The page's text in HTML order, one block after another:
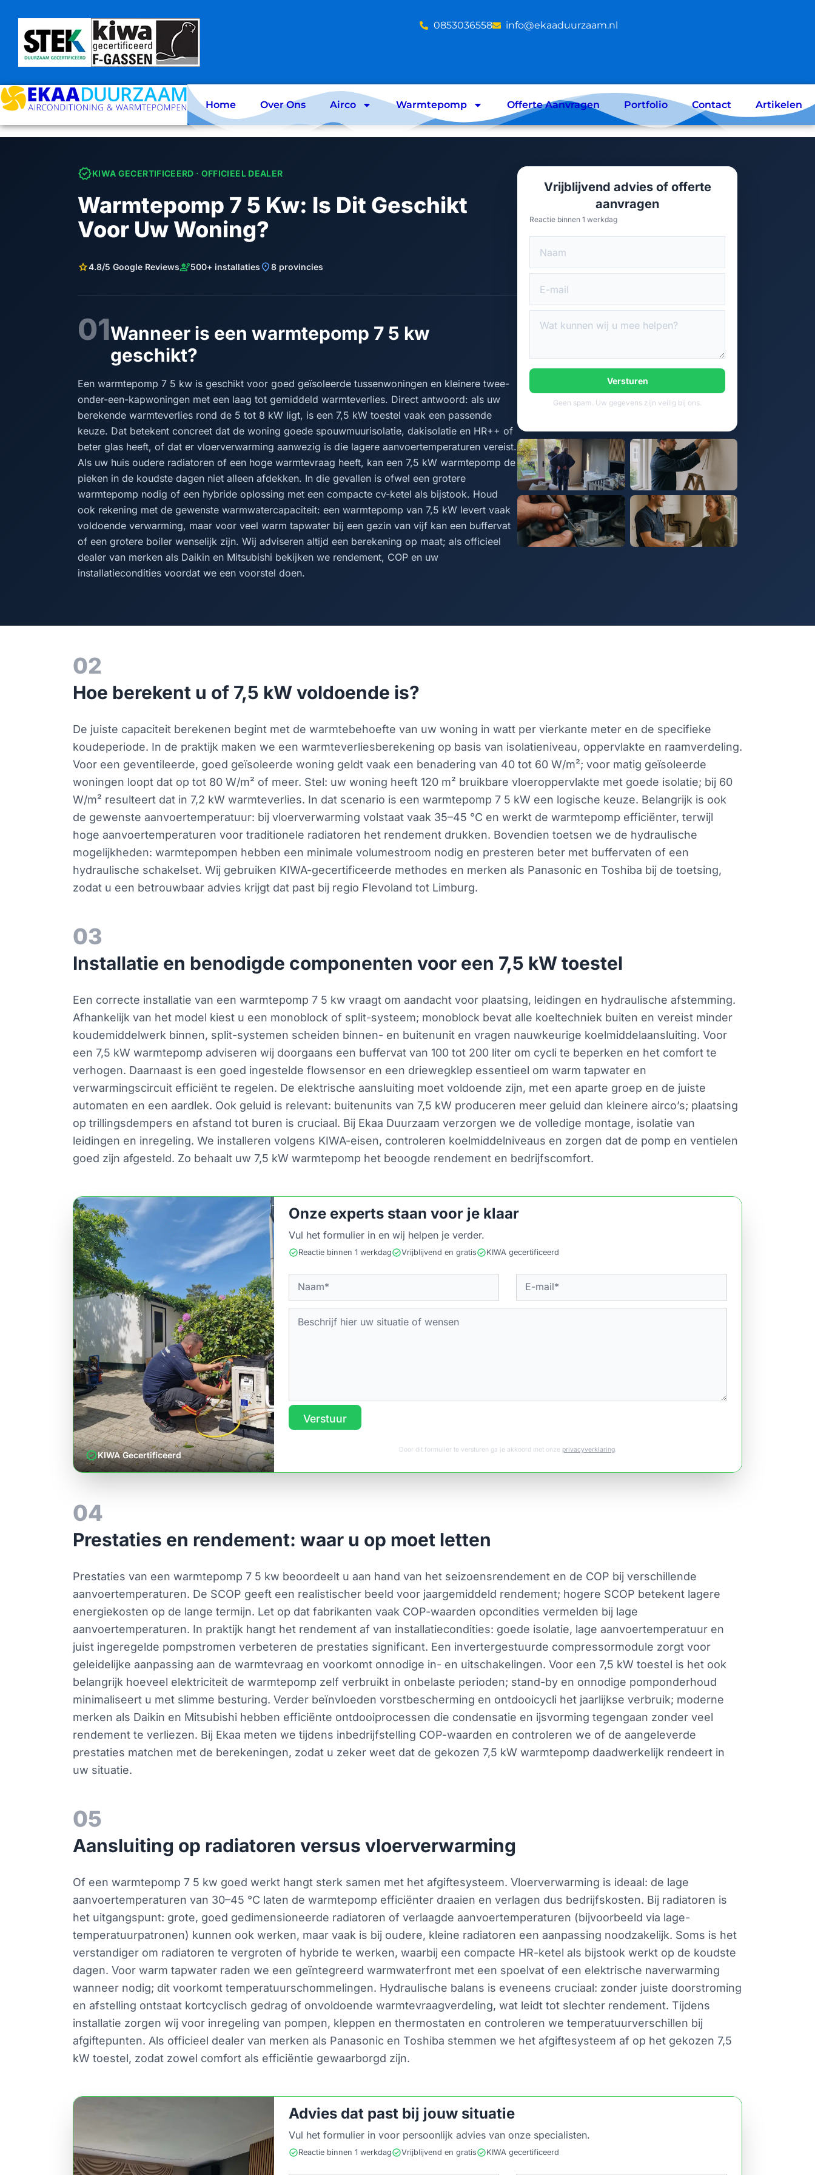
content
‪0853036558 info@ekaaduurzaam.nl
Home Over Ons Airco Warmtepomp Offerte Aanvragen Portfolio Contact Artikelen
verifiedKIWA GECERTIFICEERD · OFFICIEEL DEALER
Warmtepomp 7 5 Kw: Is Dit Geschikt
Voor Uw Woning?
star4.8/5 Google Reviewsengineering500+ installaties location_on8 provincies
01Wanneer is een warmtepomp 7 5 kw
geschikt?
Een warmtepomp 7 5 kw is geschikt voor goed geïsoleerde tussenwoningen en kleinere twee-
onder-een-kapwoningen met een laag tot gemiddeld warmteverlies. Direct antwoord: als uw
berekende warmteverlies rond de 5 tot 8 kW ligt, is een 7,5 kW toestel vaak een passende
keuze. Dat betekent concreet dat de woning goede spouwmuurisolatie, dakisolatie en HR++ of
beter glas heeft, of dat er vloerverwarming aanwezig is die lagere aanvoertemperaturen vereist.
Als uw huis oudere radiatoren of een hoge warmtevraag heeft, kan een 7,5 kW warmtepomp de
pieken in de koudste dagen niet alleen afdekken. In die gevallen is ofwel een grotere
warmtepomp nodig of een hybride oplossing met een compacte cv-ketel als bijstook. Houd
ook rekening met de gewenste warmwatercapaciteit: een warmtepomp van 7,5 kW levert vaak
voldoende verwarming, maar voor veel warm tapwater bij een gezin van vijf kan een buffervat
of een grotere boiler wenselijk zijn. Wij adviseren altijd een berekening op maat; als officieel
dealer van merken als Daikin en Mitsubishi bekijken we rendement, COP en uw
installatiecondities voordat we een voorstel doen.
Vrijblijvend advies of offerte
aanvragen
Reactie binnen 1 werkdag
Versturen
Geen spam. Uw gegevens zijn veilig bij ons.
02
Hoe berekent u of 7,5 kW voldoende is?
De juiste capaciteit berekenen begint met de warmtebehoefte van uw woning in watt per vierkante meter en de specifieke
koudeperiode. In de praktijk maken we een warmteverliesberekening op basis van isolatieniveau, oppervlakte en raamverdeling.
Voor een geventileerde, goed geïsoleerde woning geldt vaak een benadering van 40 tot 60 W/m²; voor matig geïsoleerde
woningen loopt dat op tot 80 W/m² of meer. Stel: uw woning heeft 120 m² bruikbare vloeroppervlakte met goede isolatie; bij 60
W/m² resulteert dat in 7,2 kW warmteverlies. In dat scenario is een warmtepomp 7 5 kW een logische keuze. Belangrijk is ook
de gewenste aanvoertemperatuur: bij vloerverwarming volstaat vaak 35–45 °C en werkt de warmtepomp efficiënter, terwijl
hoge aanvoertemperaturen voor traditionele radiatoren het rendement drukken. Bovendien toetsen we de hydraulische
mogelijkheden: warmtepompen hebben een minimale volumestroom nodig en presteren beter met buffervaten of een
hydraulische schakelset. Wij gebruiken KIWA-gecertificeerde methodes en merken als Panasonic en Toshiba bij de toetsing,
zodat u een betrouwbaar advies krijgt dat past bij regio Flevoland tot Limburg.
03
Installatie en benodigde componenten voor een 7,5 kW toestel
Een correcte installatie van een warmtepomp 7 5 kw vraagt om aandacht voor plaatsing, leidingen en hydraulische afstemming.
Afhankelijk van het model kiest u een monoblock of split-systeem; monoblock bevat alle koeltechniek buiten en vereist minder
koudemiddelwerk binnen, split-systemen scheiden binnen- en buitenunit en vragen nauwkeurige koelmiddelaansluiting. Voor
een 7,5 kW warmtepomp adviseren wij doorgaans een buffervat van 100 tot 200 liter om cycli te beperken en het comfort te
verhogen. Daarnaast is een goed ingestelde flowsensor en een driewegklep essentieel om warm tapwater en
verwarmingscircuit efficiënt te regelen. De elektrische aansluiting moet voldoende zijn, met een aparte groep en de juiste
automaten en een aardlek. Ook geluid is relevant: buitenunits van 7,5 kW produceren meer geluid dan kleinere airco’s; plaatsing
op trillingsdempers en afstand tot buren is cruciaal. Bij Ekaa Duurzaam verzorgen we de volledige montage, isolatie van
leidingen en inregeling. We installeren volgens KIWA-eisen, controleren koelmiddelniveaus en zorgen dat de pomp en ventielen
goed zijn afgesteld. Zo behaalt uw 7,5 kW warmtepomp het beoogde rendement en bedrijfscomfort.
verifiedKIWA Gecertificeerd
Onze experts staan voor je klaar
Vul het formulier in en wij helpen je verder.
check_circleReactie binnen 1 werkdagcheck_circleVrijblijvend en gratischeck_circleKIWA gecertificeerd
Verstuur
Door dit formulier te versturen ga je akkoord met onze privacyverklaring.
04
Prestaties en rendement: waar u op moet letten
Prestaties van een warmtepomp 7 5 kw beoordeelt u aan hand van het seizoensrendement en de COP bij verschillende
aanvoertemperaturen. De SCOP geeft een realistischer beeld voor jaargemiddeld rendement; hogere SCOP betekent lagere
energiekosten op de lange termijn. Let op dat fabrikanten vaak COP-waarden opcondities vermelden bij lage
aanvoertemperaturen. In praktijk hangt het rendement af van installatiecondities: goede isolatie, lage aanvoertemperatuur en
juist ingeregelde pompstromen verbeteren de prestaties significant. Een invertergestuurde compressormodule zorgt voor
geleidelijke aanpassing aan de warmtevraag en voorkomt onnodige in- en uitschakelingen. Voor een 7,5 kW toestel is het ook
belangrijk hoeveel elektriciteit de warmtepomp zelf verbruikt in onbelaste perioden; stand-by en onnodige pomponderhoud
minimaliseert u met slimme besturing. Verder beïnvloeden vorstbescherming en ontdooicycli het jaarlijkse verbruik; moderne
merken als Daikin en Mitsubishi hebben efficiënte ontdooiprocessen die condensatie en ijsvorming tegengaan zonder veel
rendement te verliezen. Bij Ekaa meten we tijdens inbedrijfstelling COP-waarden en controleren we of de aangeleverde
prestaties matchen met de berekeningen, zodat u zeker weet dat de gekozen 7,5 kW warmtepomp daadwerkelijk rendeert in
uw situatie.
05
Aansluiting op radiatoren versus vloerverwarming
Of een warmtepomp 7 5 kw goed werkt hangt sterk samen met het afgiftesysteem. Vloerverwarming is ideaal: de lage
aanvoertemperaturen van 30–45 °C laten de warmtepomp efficiënter draaien en verlagen dus bedrijfskosten. Bij radiatoren is
het uitgangspunt: grote, goed gedimensioneerde radiatoren of verlaagde aanvoertemperaturen (bijvoorbeeld via lage-
temperatuurpatronen) kunnen ook werken, maar vaak is bij oudere, kleine radiatoren een aanpassing noodzakelijk. Soms is het
verstandiger om radiatoren te vergroten of hybride te werken, waarbij een compacte HR-ketel als bijstook werkt op de koudste
dagen. Voor warm tapwater raden we een geïntegreerd warmwaterfront met een spoelvat of een elektrische naverwarming
wanneer nodig; dit voorkomt temperatuurschommelingen. Hydraulische balans is eveneens cruciaal: zonder juiste doorstroming
en afstelling ontstaat kortcyclisch gedrag of onvoldoende warmtevraagverdeling, wat leidt tot slechter rendement. Tijdens
installatie zorgen wij voor inregeling van pompen, kleppen en thermostaten en controleren we temperatuurverschillen bij
afgiftepunten. Als officieel dealer van merken als Panasonic en Toshiba stemmen we het afgiftesysteem af op het gekozen 7,5
kW toestel, zodat zowel comfort als efficiëntie gewaarborgd zijn.
Advies dat past bij jouw situatie
Vul het formulier in voor persoonlijk advies van onze specialisten.
check_circleReactie binnen 1 werkdagcheck_circleVrijblijvend en gratischeck_circleKIWA gecertificeerd